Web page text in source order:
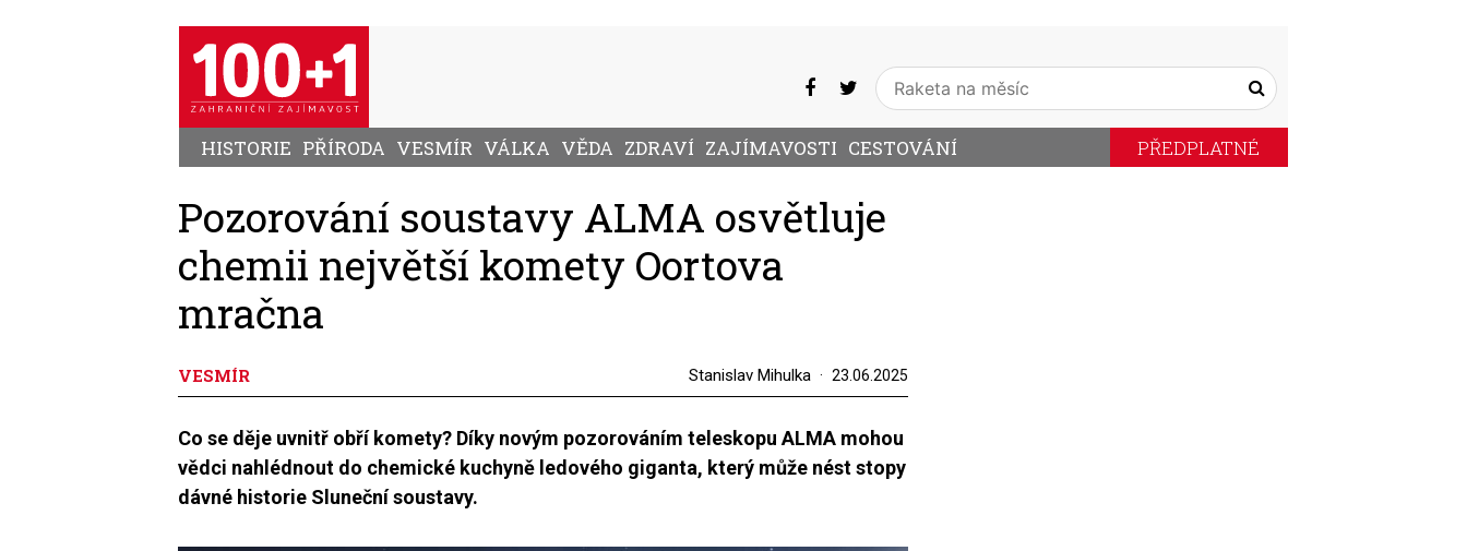
HISTORIE PŘÍRODA VESMÍR VÁLKA VĚDA ZDRAVÍ ZAJÍMAVOSTI CESTOVÁNÍ PŘEDPLATNÉ
Pozorování soustavy ALMA osvětluje
chemii největší komety Oortova
mračna
VESMÍR Stanislav Mihulka 23.06.2025
Co se děje uvnitř obří komety? Díky novým pozorováním teleskopu ALMA mohou
vědci nahlédnout do chemické kuchyně ledového giganta, který může nést stopy
dávné historie Sluneční soustavy.